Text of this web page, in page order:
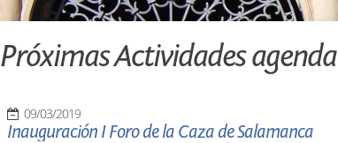
Próximas Actividades
09/03/2019
Inauguración I Foro de la Caza de Salamanca